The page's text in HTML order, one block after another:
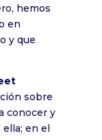
hemos
en
y que
sobre
conocer y
en el